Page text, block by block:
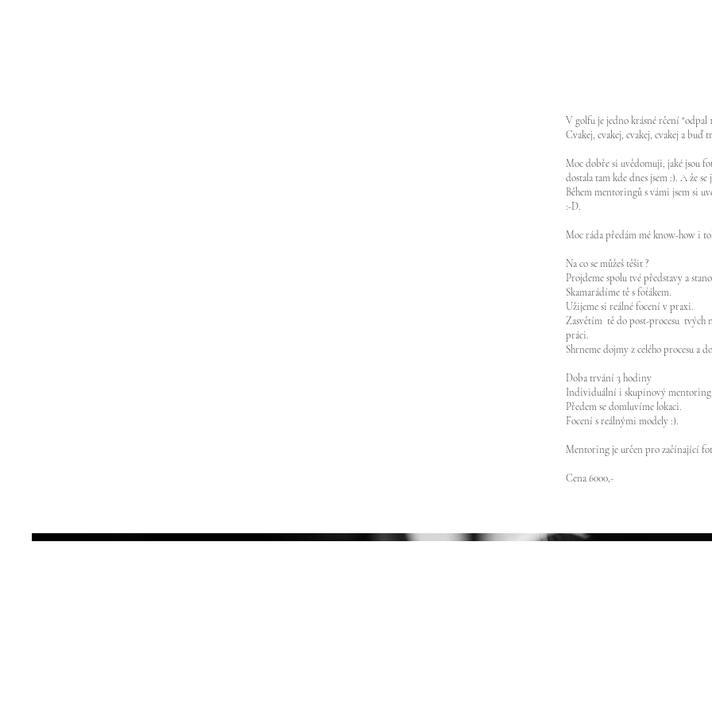
V golfu je jedno krásné rčení "odpal
Cvakej, cvakej, cvakej, cvakej a buď
Moc dobře si uvědomuji, jaké jsou
dostala tam kde dnes jsem :). A že
Během mentoringů s vámi jsem si
:-D.
Moc ráda předám mé know-how i
​Na co se můžeš těšit ?
Projdeme spolu tvé představy a
Skamarádíme tě s foťákem.
Užijeme si reálné focení v praxi.
Zasvětím tě do post-procesu tvých
práci.
Shrneme dojmy z celého procesu a
Doba trvání 3 hodiny
Individuální i skupinový mentoring.​
Předem se domluvíme lokaci.
Focení s reálnými modely :).
Mentoring je určen pro začínající
Cena 6000,-